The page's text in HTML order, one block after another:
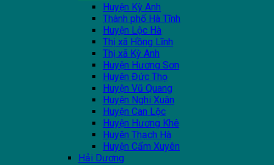
Huyện Kỳ Anh
Thành phố Hà Tĩnh
Huyện Lộc Hà
Thị xã Hồng Lĩnh
Thị xã Kỳ Anh
Huyện Hương Sơn
Huyện Đức Thọ
Huyện Vũ Quang
Huyện Nghi Xuân
Huyện Can Lộc
Huyện Hương Khê
Huyện Thạch Hà
Huyện Cẩm Xuyên
Hải Dương